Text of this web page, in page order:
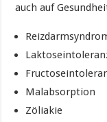
auch auf
Malabsorption
Zöliakie